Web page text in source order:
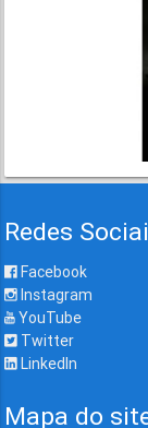
Redes
Facebook
Instagram
YouTube
Twitter
LinkedIn
Mapa do